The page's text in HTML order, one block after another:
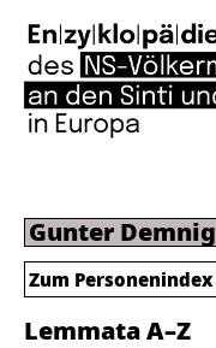
Gunter Demnig
Lemmata A–Z
Zum Personenindex